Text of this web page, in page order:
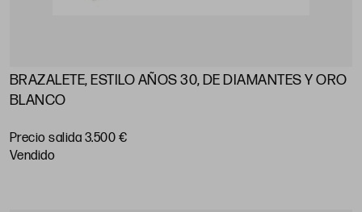
BRAZALETE, ESTILO AÑOS 30, DE DIAMANTES Y ORO
BLANCO
Precio salida 3.500 €
vendido